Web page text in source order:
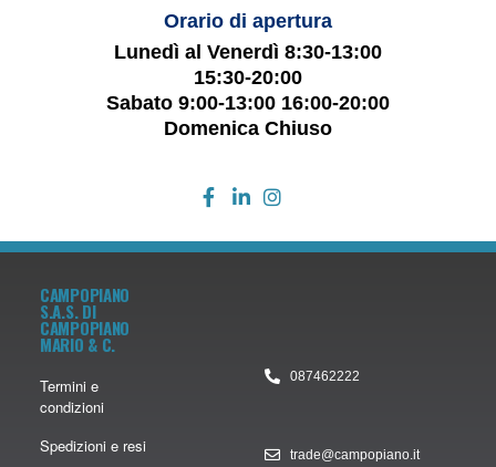
Orario di apertura
Lunedì al Venerdì 8:30-13:00
15:30-20:00
Sabato 9:00-13:00 16:00-20:00
Domenica Chiuso
CAMPOPIANO
S.A.S. DI
CAMPOPIANO
MARIO & C.
Termini e
condizioni
Spedizioni e resi
087462222
trade@campopiano.it